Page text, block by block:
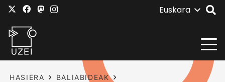
Euskara
HASIERA
BALIABIDEAK